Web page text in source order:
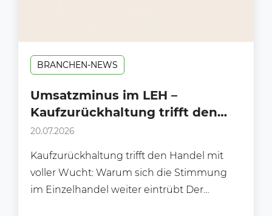
BRANCHEN-NEWS
Umsatzminus im LEH –
Kaufzurückhaltung trifft den
Handel mit voller Wucht!
20.07.2026
Kaufzurückhaltung trifft den Handel mit
voller Wucht: Warum sich die Stimmung
im Einzelhandel weiter eintrübt Der